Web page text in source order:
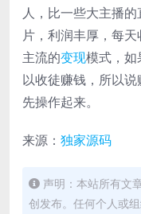
人，比一些大主播
片，利润丰厚，每
主流的变现模式，如
以收徒赚钱，所以
先操作起来。
来源： 独家源码
声明：本站所有文
创发布。任何个人或